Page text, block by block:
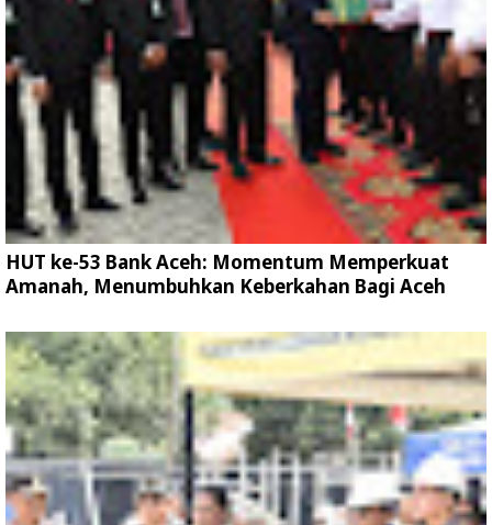
HUT ke-53 Bank Aceh: Momentum Memperkuat
Amanah, Menumbuhkan Keberkahan Bagi Aceh